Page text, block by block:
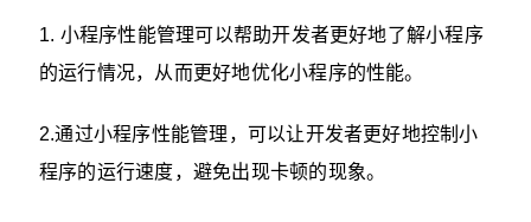
1. 小程序性能管理可以帮助开发者更好地了解小程序
的运行情况，从而更好地优化小程序的性能。
2.通过小程序性能管理，可以让开发者更好地控制小
程序的运行速度，避免出现卡顿的现象。